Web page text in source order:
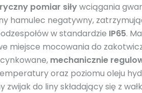
pomiar siływciągania
hamulec negatywny,
w standardzie IP65.
miejsce mocowania do
mechanicznie
oraz poziomu oleju
zwijak do liny składający się z